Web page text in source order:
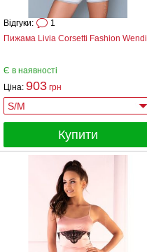
Пижама Livia Corsetti Fashion Wendi
Відгуки: 1
Є в наявності
Ціна: 903 грн
Купити